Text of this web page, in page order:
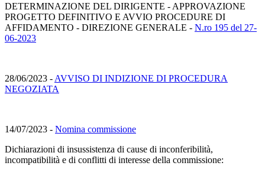
DETERMINAZIONE DEL DIRIGENTE - APPROVAZIONE
PROGETTO DEFINITIVO E AVVIO PROCEDURE DI
AFFIDAMENTO - DIREZIONE GENERALE - N.ro 195 del 27-
06-2023
28/06/2023 - AVVISO DI INDIZIONE DI PROCEDURA
NEGOZIATA
14/07/2023 - Nomina commissione
Dichiarazioni di insussistenza di cause di inconferibilità,
incompatibilità e di conflitti di interesse della commissione: